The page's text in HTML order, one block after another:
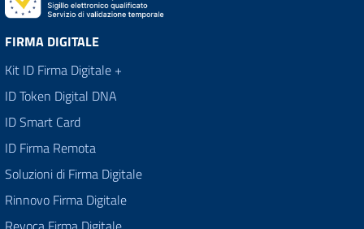
FIRMA DIGITALE
Kit ID Firma Digitale +
ID Token Digital DNA
ID Smart Card
ID Firma Remota
Soluzioni di Firma Digitale
Rinnovo Firma Digitale